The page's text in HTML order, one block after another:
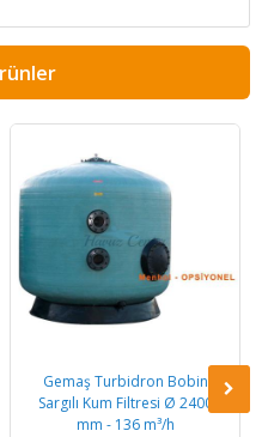
Gemaş Turbidron Bobin
Sargılı Kum Filtresi Ø 2400
mm - 136 m³/h